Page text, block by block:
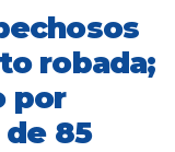
robada;
por
85